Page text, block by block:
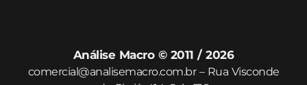
Análise Macro © 2011 / 2026
comercial@analisemacro.com.br – Rua Visconde